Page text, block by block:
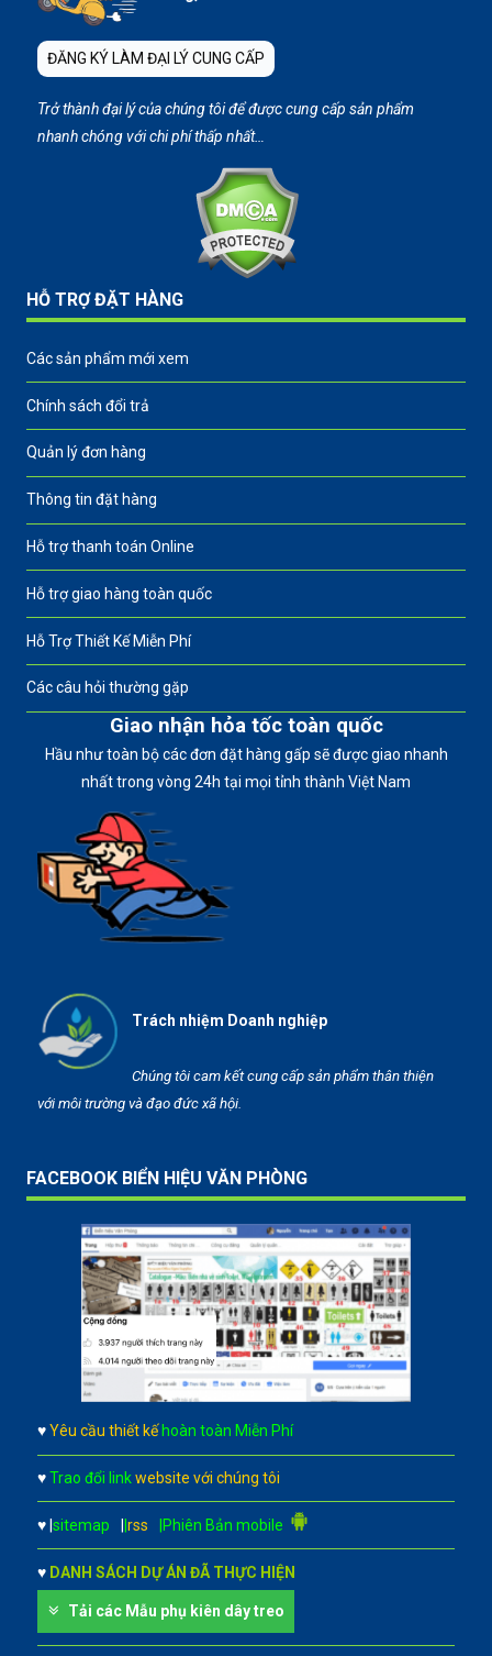
ĐĂNG KÝ LÀM ĐẠI LÝ CUNG CẤP
Trở thành đại lý của chúng tôi để được cung cấp sản phẩm
nhanh chóng với chi phí thấp nhất…
HỖ TRỢ ĐẶT HÀNG
Các sản phẩm mới xem
Chính sách đổi trả
Quản lý đơn hàng
Thông tin đặt hàng
Hỗ trợ thanh toán Online
Hỗ trợ giao hàng toàn quốc
Hỗ Trợ Thiết Kế Miễn Phí
Các câu hỏi thường gặp
Giao nhận hỏa tốc toàn quốc
Hầu như toàn bộ các đơn đặt hàng gấp sẽ được giao nhanh
nhất trong vòng 24h tại mọi tỉnh thành Việt Nam
Trách nhiệm Doanh nghiệp
Chúng tôi cam kết cung cấp sản phẩm thân thiện
với môi trường và đạo đức xã hội.
FACEBOOK BIỂN HIỆU VĂN PHÒNG
♥ Yêu cầu thiết kế hoàn toàn Miễn Phí
♥ Trao đổi link website với chúng tôi
♥ |sitemap |rss |Phiên Bản mobile
♥ DANH SÁCH DỰ ÁN ĐÃ THỰC HIỆN
Tải các Mẫu phụ kiên dây treo